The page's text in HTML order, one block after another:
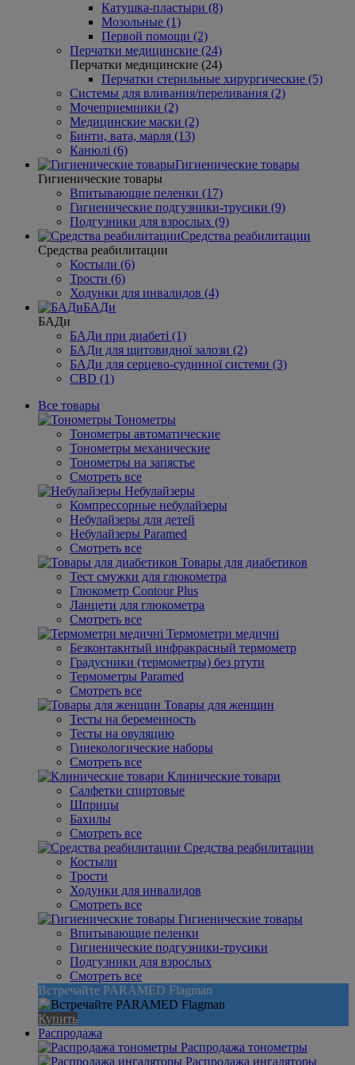
Катушка-пластыри (8)
Мозольные (1)
Первой помощи (2)
Перчатки медицинские (24)
Перчатки медицинские (24)
Перчатки стерильные хирургические (5)
Системы для вливания/переливания (2)
Мочеприемники (2)
Медицинские маски (2)
Бинти, вата, марля (13)
Канюлі (6)
Гигиенические товары
Гигиенические товары
Впитывающие пеленки (17)
Гигиенические подгузники-трусики (9)
Подгузники для взрослых (9)
Средства реабилитации
Средства реабилитации
Костыли (6)
Трости (6)
Ходунки для инвалидов (4)
БАДи
БАДи
БАДи при диабеті (1)
БАДи для щитовидної залози (2)
БАДи для серцево-судинної системи (3)
CBD (1)
Все товары
Тонометры
Тонометры автоматические
Тонометры механические
Тонометры на запястье
Смотреть все
Небулайзеры
Компрессорные небулайзеры
Небулайзеры для детей
Небулайзеры Paramed
Смотреть все
Товары для диабетиков
Тест смужки для глюкометра
Глюкометр Contour Plus
Ланцети для глюкометра
Смотреть все
Термометри медичні
Безконтакнтый инфракрасный термометр
Градусники (термометры) без ртути
Термометры Paramed
Смотреть все
Товары для женщин
Тесты на беременность
Тесты на овуляцию
Гинекологические наборы
Смотреть все
Клинические товари
Салфетки спиртовые
Шприцы
Бахилы
Смотреть все
Средства реабилитации
Костыли
Трости
Ходунки для инвалидов
Смотреть все
Гигиенические товары
Впитывающие пеленки
Гигиенические подгузники-трусики
Подгузники для взрослых
Смотреть все
Встречайте PARAMED Flagman
Купить
Распродажа
Распродажа тонометры
Распродажа ингаляторы